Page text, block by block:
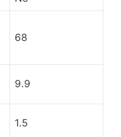
68
9.9
1.5